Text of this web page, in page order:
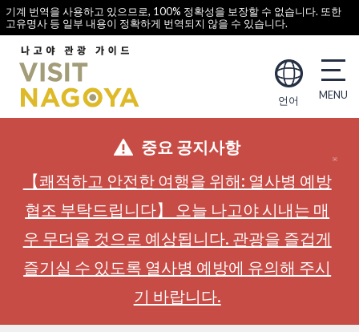
기계 번역을 사용하고 있으므로, 100% 정확성을 보장할 수 없습니다. 또한
고유명사 등 일부 내용이 정확하게 번역되지 않을 수 있습니다.
언어
중요 공지사항
【쾌적하고 안전한 여행을 위해: 열사병 예방
협조 부탁드립니다】 오늘 나고야 시내는 매
우 무더울 것으로 예상됩니다. 관광을 즐겁게
즐기실 수 있도록 열사병 예방에 유의해 주시
기 바랍니다.